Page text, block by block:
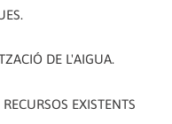
DE L'AIGUA.
EXISTENTS